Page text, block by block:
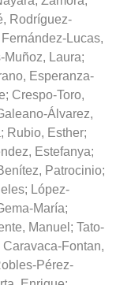
Rodríguez-
Fernández-Lucas,
Muñoz, Laura;
Esperanza-
; Crespo-Toro,
Álvarez,
; Rubio, Esther;
Estefanya;
Patrocinio;
; López-
María;
Manuel ; Tato-
Caravaca-Fontan,
Pérez-